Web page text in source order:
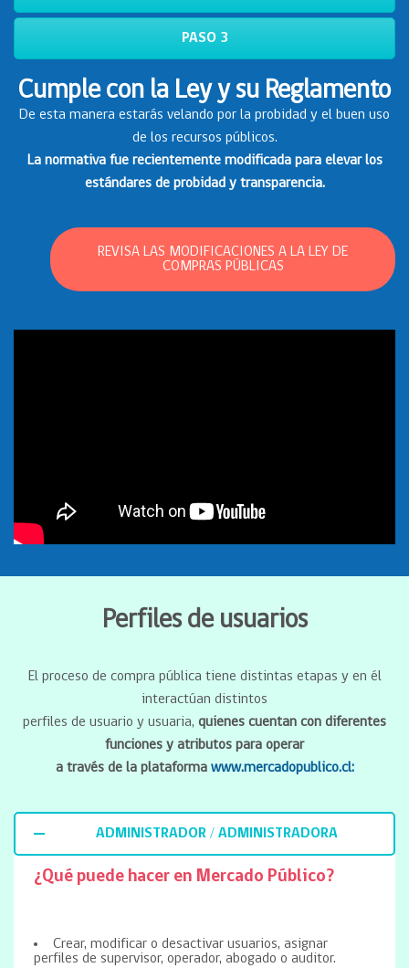
PASO 3
Cumple con la Ley y su Reglamento
De esta manera estarás velando por la probidad y el buen uso
de los recursos públicos.
La normativa fue recientemente modificada para elevar los
estándares de probidad y transparencia.
REVISA LAS MODIFICACIONES A LA LEY DE
COMPRAS PÚBLICAS
Perfiles de usuarios
El proceso de compra pública tiene distintas etapas y en él
interactúan distintos
perfiles de usuario y usuaria, quienes cuentan con diferentes
funciones y atributos para operar
a través de la plataforma www.mercadopublico.cl:
ADMINISTRADOR / ADMINISTRADORA
¿Qué puede hacer en Mercado Público?
Crear, modificar o desactivar usuarios, asignar
perfiles de supervisor, operador, abogado o auditor.